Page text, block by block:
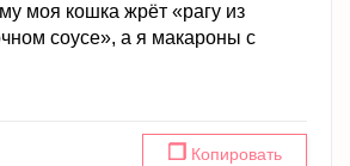
моя кошка жрёт «рагу из
соусе», а я макароны с
❐ Копировать